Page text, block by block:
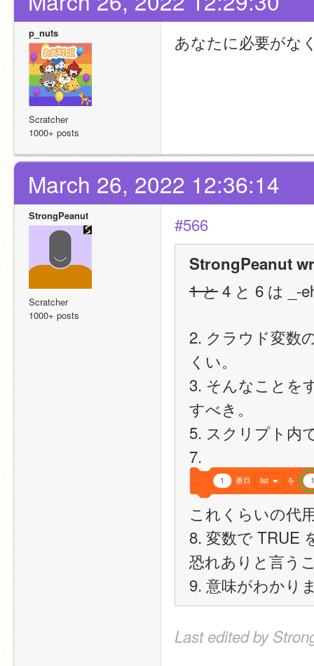
p_nuts
Scratcher
1000+ posts
あなたに必要がな
March 26, 2022 12:36:14
StrongPeanut
Scratcher
1000+ posts
#566
StrongPeanut
1 と 4 と 6 は _-
2. クラウド変数
くい。
3. そんなことを
すべき。
5. スクリプト内
7.
1 番目 list を 1
これくらいの代
8. 変数で TRUE
恐れありと言う
9. 意味がわかり
Last edited by